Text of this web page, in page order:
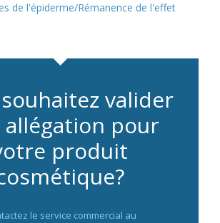
de l'épiderme/Rémanence de l'effet
valider
allégation pour
produit
le service commercial au